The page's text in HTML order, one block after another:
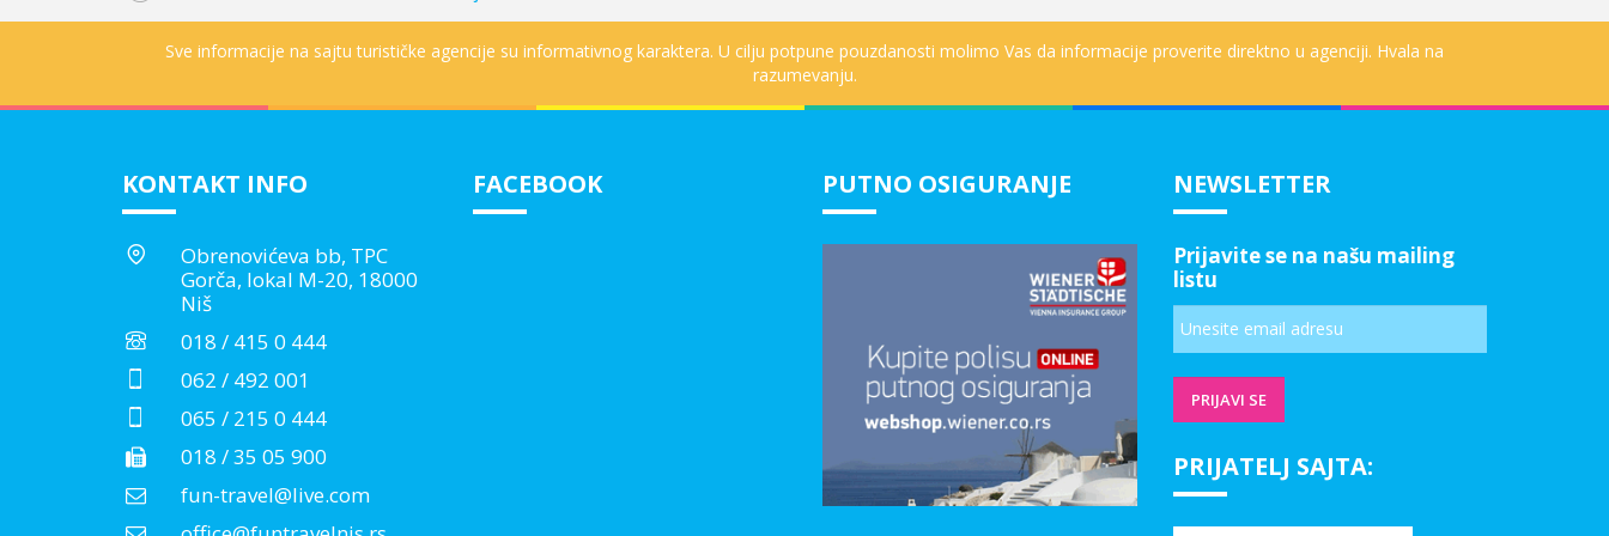
Sve informacije na sajtu turističke agencije su informativnog karaktera. U cilju potpune pouzdanosti molimo Vas da informacije proverite direktno u agenciji. Hvala na
razumevanju.
KONTAKT INFO
Obrenovićeva bb, TPC
Gorča, lokal M-20, 18000
Niš
018 / 415 0 444
062 / 492 001
065 / 215 0 444
018 / 35 05 900
fun-travel@live.com
FACEBOOK PUTNO OSIGURANJE NEWSLETTER
Prijavite se na našu mailing
listu
PRIJATELJ SAJTA: